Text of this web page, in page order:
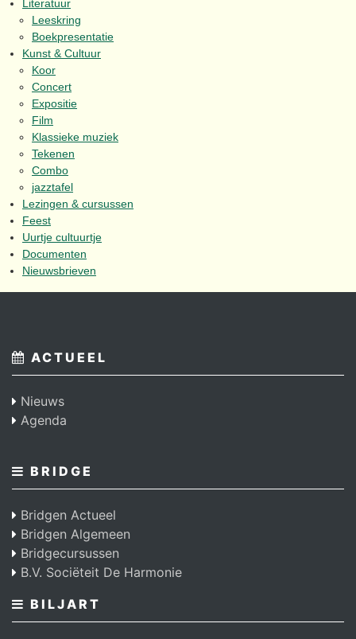
Literatuur
Leeskring
Boekpresentatie
Kunst & Cultuur
Koor
Concert
Expositie
Film
Klassieke muziek
Tekenen
Combo
jazztafel
Lezingen & cursussen
Feest
Uurtje cultuurtje
Documenten
Nieuwsbrieven
ACTUEEL
Nieuws
Agenda
BRIDGE
Bridgen Actueel
Bridgen Algemeen
Bridgecursussen
B.V. Sociëteit De Harmonie
BILJART